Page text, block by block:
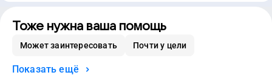
Тоже нужна ваша помощь
Может заинтересовать Почти у цели
Показать ещё